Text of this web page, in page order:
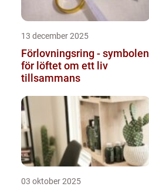
13 december 2025
Förlovningsring - symbolen
för löftet om ett liv
tillsammans
03 oktober 2025